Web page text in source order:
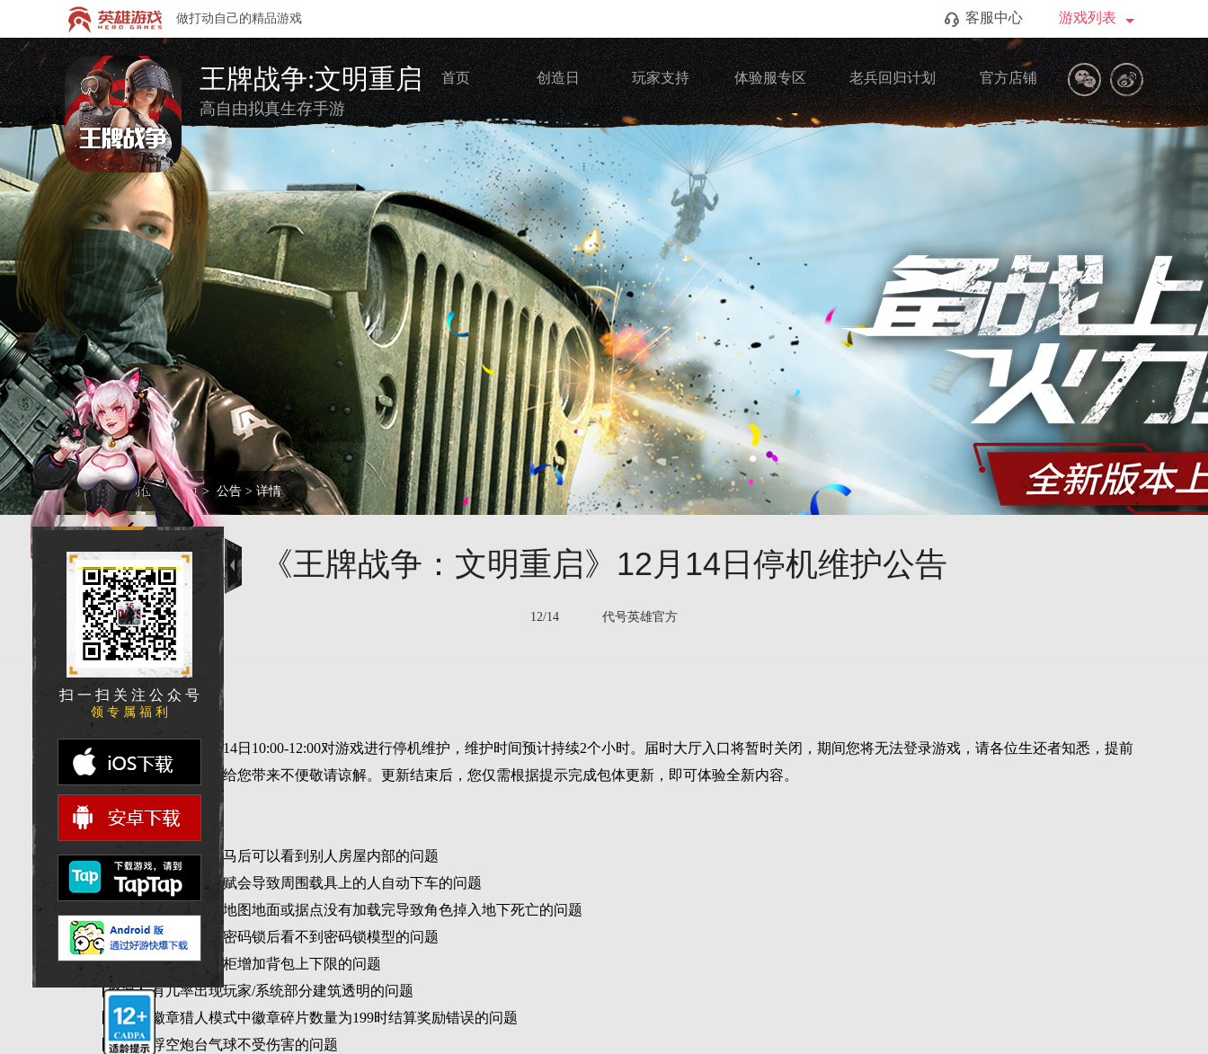
做打动自己的精品游戏 游戏列表
客服中心
王牌战争:文明重启
高自由拟真生存手游
首页 创造日 玩家支持 体验服专区 老兵回归计划 官方店铺
您的当前位置:首页 > 公告 > 详情
《王牌战争：文明重启》12月14日停机维护公告
12/14 代号英雄官方
勇敢的生还者们：
我们将于2023年12月14日10:00-12:00对游戏进行停机维护，维护时间预计持续2个小时。届时大厅入口将暂时关闭，期间您将无法登录游戏，请各位生还者知悉，提前
做好下线准备，此次维护给您带来不便敬请谅解。更新结束后，您仅需根据提示完成包体更新，即可体验全新内容。
重要修复
【修复】玩家骑乘飞马后可以看到别人房屋内部的问题
【修复】遥控机甲天赋会导致周围载具上的人自动下车的问题
【修复】有几率出现地图地面或据点没有加载完导致角色掉入地下死亡的问题
【修复】在门上安装密码锁后看不到密码锁模型的问题
【修复】玩家通过衣柜增加背包上下限的问题
【修复】有几率出现玩家/系统部分建筑透明的问题
【修复】徽章猎人模式中徽章碎片数量为199时结算奖励错误的问题
【修复】浮空炮台气球不受伤害的问题
扫 一 扫 关 注 公 众 号
领 专 属 福 利